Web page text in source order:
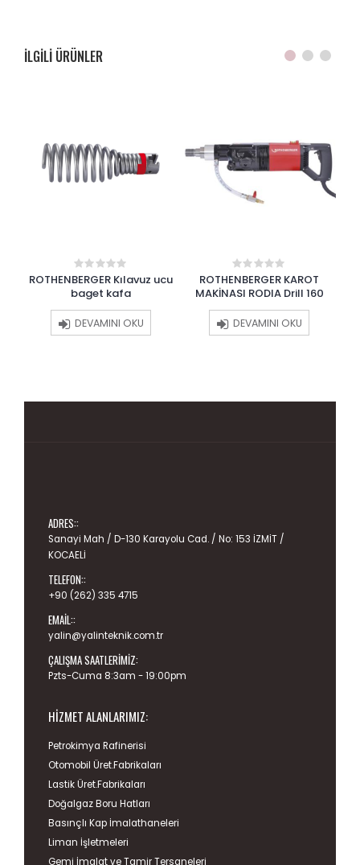
ILGILI ÜRÜNLER
0
out
of
5
ROTHENBERGER Kılavuz ucu
baget kafa
DEVAMINI OKU
0
out
of
5
ROTHENBERGER KAROT
MAKİNASI RODIA Drill 160
DEVAMINI OKU
ADRES::
Sanayi Mah / D-130 Karayolu Cad. / No: 153 İZMİT /
KOCAELİ
TELEFON::
+90 (262) 335 4715
EMAIL::
yalin@yalinteknik.com.tr
ÇALIŞMA SAATLERIMIZ:
Pzts-Cuma 8:3am - 19:00pm
HIZMET ALANLARIMIZ:
Petrokimya Rafinerisi
Otomobil Üret.Fabrikaları
Lastik Üret.Fabrikaları
Doğalgaz Boru Hatları
Basınçlı Kap İmalathaneleri
Liman İşletmeleri
Gemi İmalat ve Tamir Tersaneleri